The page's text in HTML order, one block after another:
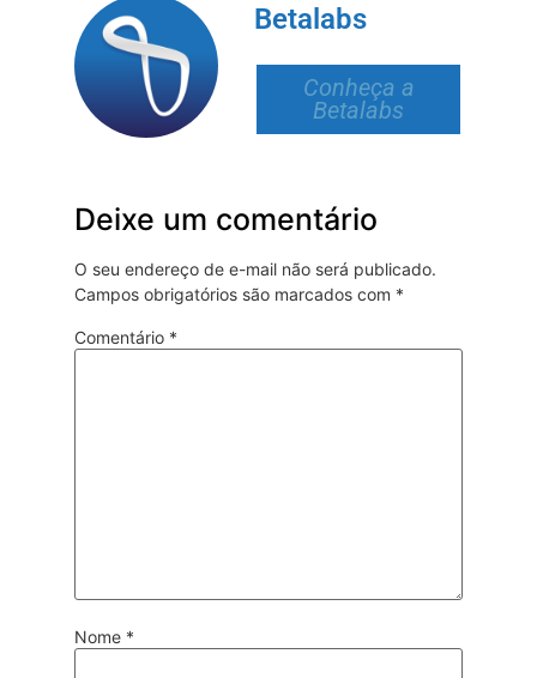
Betalabs
Conheça a
Betalabs
Deixe um comentário
O seu endereço de e-mail não será publicado.
Campos obrigatórios são marcados com *
Comentário *
Nome *